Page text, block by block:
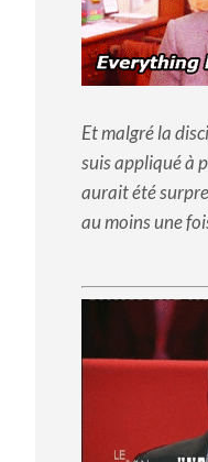
Et malgré la
suis appliqué à
aurait été
au moins une